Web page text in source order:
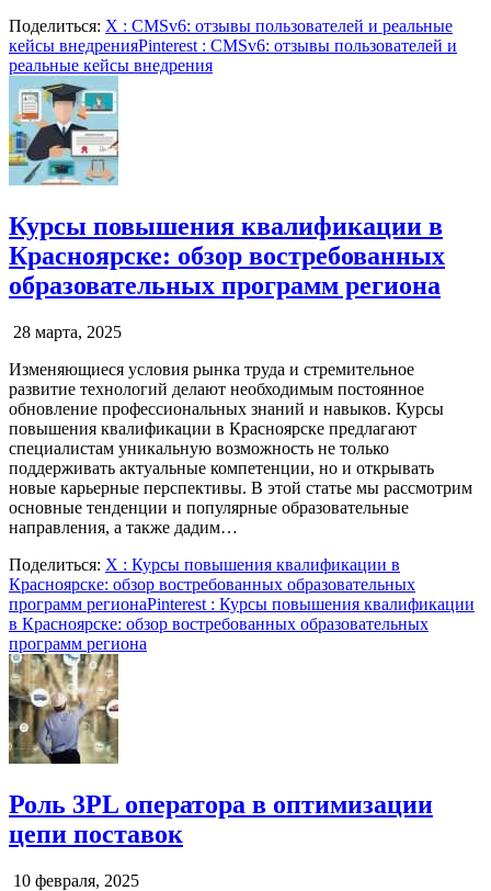
Поделиться: X : CMSv6: отзывы пользователей и реальные
кейсы внедренияPinterest : CMSv6: отзывы пользователей и
реальные кейсы внедрения
Курсы повышения квалификации в
Красноярске: обзор востребованных
образовательных программ региона
28 марта, 2025
Изменяющиеся условия рынка труда и стремительное
развитие технологий делают необходимым постоянное
обновление профессиональных знаний и навыков. Курсы
повышения квалификации в Красноярске предлагают
специалистам уникальную возможность не только
поддерживать актуальные компетенции, но и открывать
новые карьерные перспективы. В этой статье мы рассмотрим
основные тенденции и популярные образовательные
направления, а также дадим…
Поделиться: X : Курсы повышения квалификации в
Красноярске: обзор востребованных образовательных
программ регионаPinterest : Курсы повышения квалификации
в Красноярске: обзор востребованных образовательных
программ региона
Роль 3PL оператора в оптимизации
цепи поставок
10 февраля, 2025